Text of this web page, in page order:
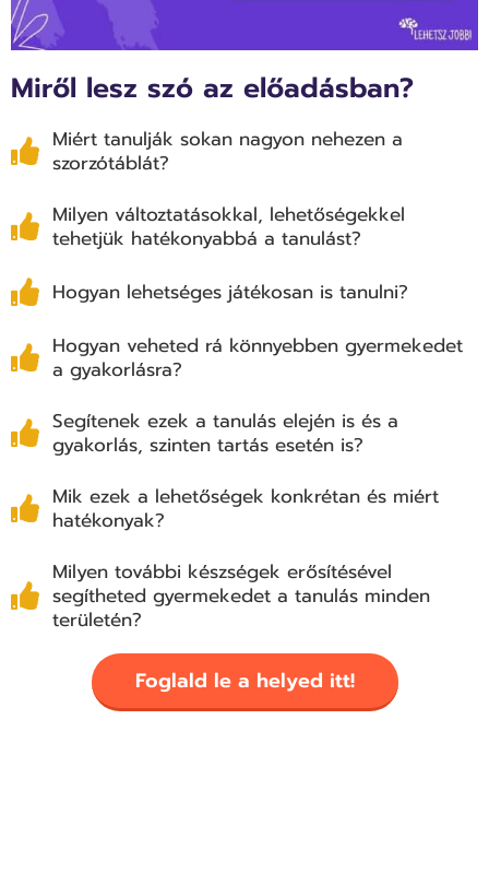
Miről lesz szó az előadásban?
Miért tanulják sokan nagyon nehezen a
szorzótáblát?
Milyen változtatásokkal, lehetőségekkel
tehetjük hatékonyabbá a tanulást?
Hogyan lehetséges játékosan is tanulni?
Hogyan veheted rá könnyebben gyermekedet
a gyakorlásra?
Segítenek ezek a tanulás elején is és a
gyakorlás, szinten tartás esetén is?
Mik ezek a lehetőségek konkrétan és miért
hatékonyak?
Milyen további készségek erősítésével
segítheted gyermekedet a tanulás minden
területén?
Foglald le a helyed itt!